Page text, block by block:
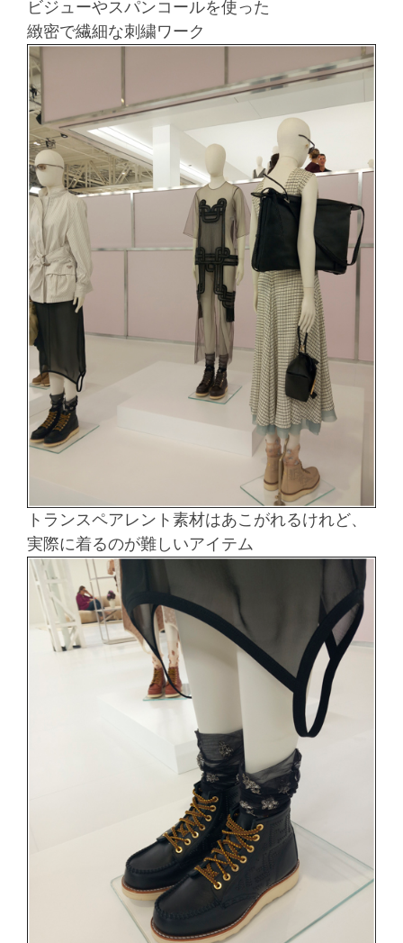
ビジューやスパンコールを使った
緻密で繊細な刺繍ワーク
トランスペアレント素材はあこがれるけれど、
実際に着るのが難しいアイテム